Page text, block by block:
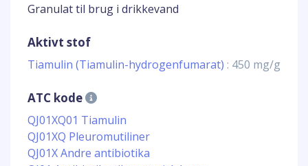
Granulat til brug i drikkevand
Aktivt stof
Tiamulin (Tiamulin-hydrogenfumarat) : 450 mg/g
ATC kode
QJ01XQ01 Tiamulin
QJ01XQ Pleuromutiliner
QJ01X Andre antibiotika